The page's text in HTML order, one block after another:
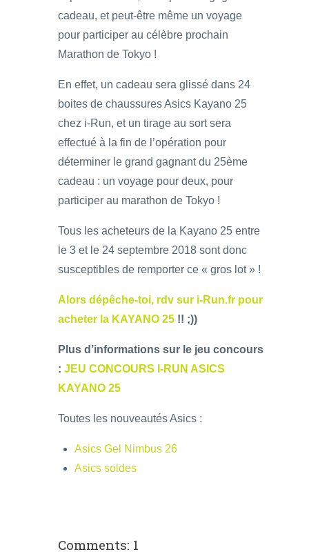
cadeau, et peut-être même un voyage
pour participer au célèbre prochain
Marathon de Tokyo !
En effet, un cadeau sera glissé dans 24
boites de chaussures Asics Kayano 25
chez i-Run, et un tirage au sort sera
effectué à la fin de l’opération pour
déterminer le grand gagnant du 25ème
cadeau : un voyage pour deux, pour
participer au marathon de Tokyo !
Tous les acheteurs de la Kayano 25 entre
le 3 et le 24 septembre 2018 sont donc
susceptibles de remporter ce « gros lot » !
Alors dépêche-toi, rdv sur i-Run.fr pour
acheter la KAYANO 25 !! ;))
Plus d’informations sur le jeu concours
: JEU CONCOURS I-RUN ASICS
KAYANO 25
Toutes les nouveautés Asics :
Asics Gel Nimbus 26
Asics soldes
Comments: 1